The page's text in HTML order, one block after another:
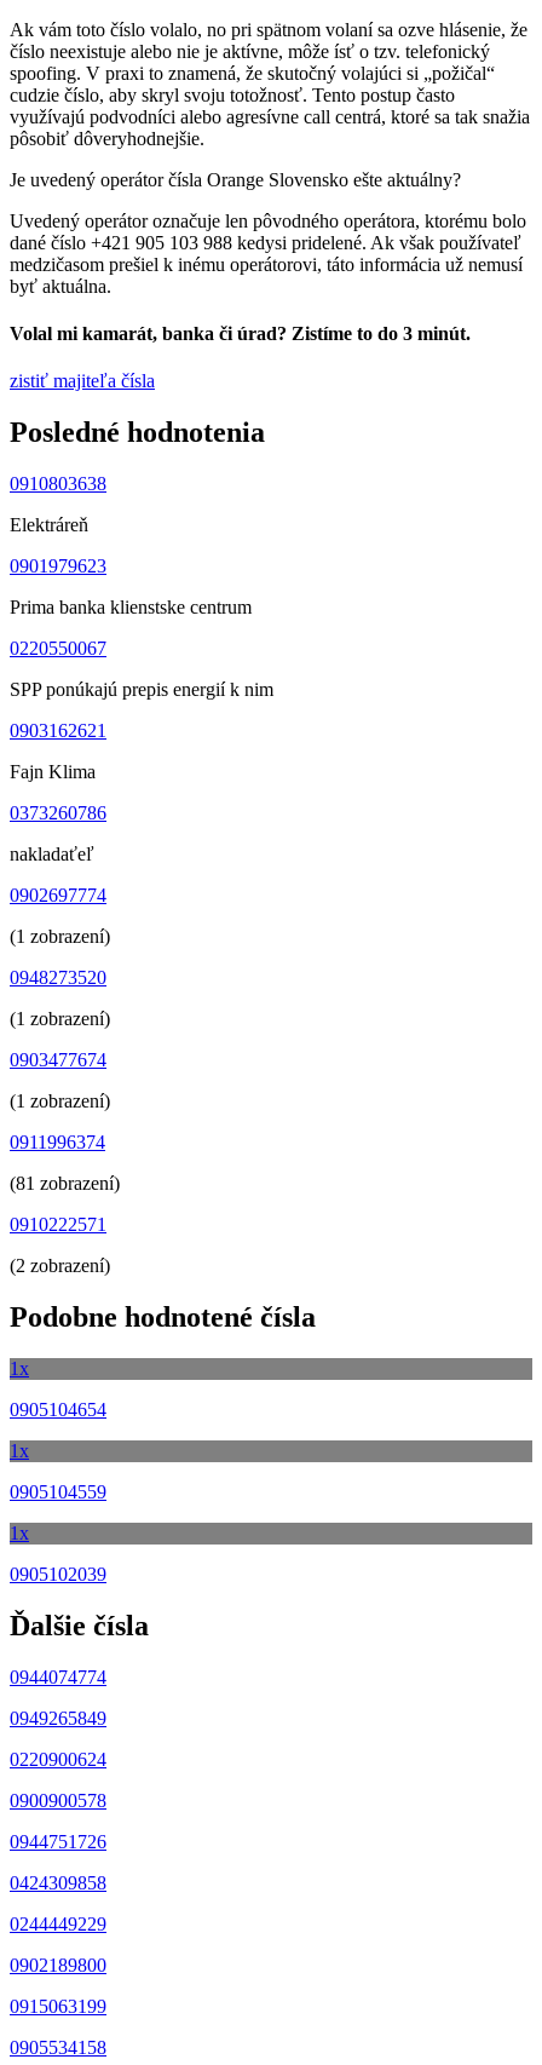
Ak vám toto číslo volalo, no pri spätnom volaní sa ozve hlásenie, že
číslo neexistuje alebo nie je aktívne, môže ísť o tzv. telefonický
spoofing. V praxi to znamená, že skutočný volajúci si „požičal“
cudzie číslo, aby skryl svoju totožnosť. Tento postup často
využívajú podvodníci alebo agresívne call centrá, ktoré sa tak snažia
pôsobiť dôveryhodnejšie.
Je uvedený operátor čísla Orange Slovensko ešte aktuálny?
Uvedený operátor označuje len pôvodného operátora, ktorému bolo
dané číslo +421 905 103 988 kedysi pridelené. Ak však používateľ
medzičasom prešiel k inému operátorovi, táto informácia už nemusí
byť aktuálna.
Volal mi kamarát, banka či úrad? Zistíme to do 3 minút.
zistiť majiteľa čísla
Posledné hodnotenia
0910803638
Elektráreň
0901979623
Prima banka klienstske centrum
0220550067
SPP ponúkajú prepis energií k nim
0903162621
Fajn Klima
0373260786
nakladaťeľ
0902697774
(1 zobrazení)
0948273520
(1 zobrazení)
0903477674
(1 zobrazení)
0911996374
(81 zobrazení)
0910222571
(2 zobrazení)
Podobne hodnotené čísla
1x
0905104654
1x
0905104559
1x
0905102039
Ďalšie čísla
0944074774
0949265849
0220900624
0900900578
0944751726
0424309858
0244449229
0902189800
0915063199
0905534158